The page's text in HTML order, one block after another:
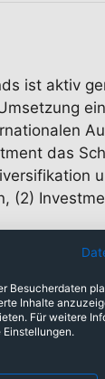
ist aktiv
das
(2)
Besucherdaten
Inhalte
Für weitere